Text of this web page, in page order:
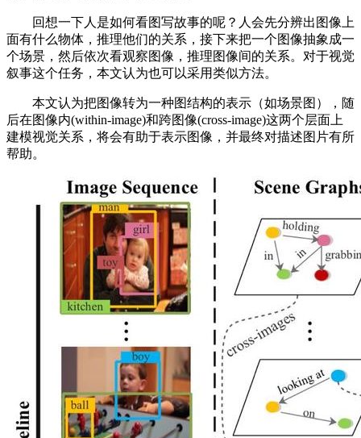
回想一下人是如何看图写故事的呢？人会先分辨出图像上
面有什么物体，推理他们的关系，接下来把一个图像抽象成一
个场景，然后依次看观察图像，推理图像间的关系。对于视觉
叙事这个任务，本文认为也可以采用类似方法。
本文认为把图像转为一种图结构的表示（如场景图），随
后在图像内(within-image)和跨图像(cross-image)这两个层面上
建模视觉关系，将会有助于表示图像，并最终对描述图片有所
帮助。